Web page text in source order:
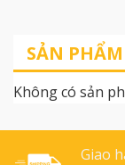
còng chắc chắn,
lệch khi đóng/
tác đơn giản.
PP, thân thiện
trường. Tem
SẢN
Không có sản
Giao